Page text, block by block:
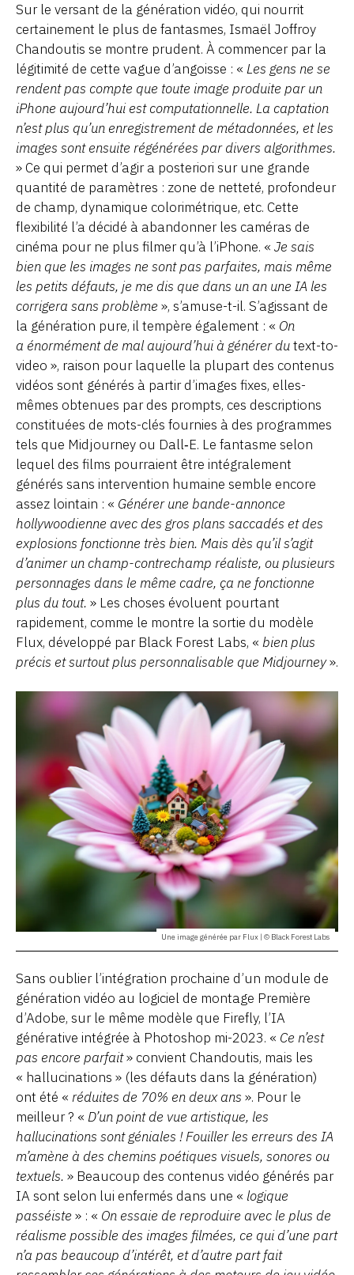
Sur le versant de la génération vidéo, qui nourrit
certainement le plus de fantasmes, Ismaël Joffroy
Chandoutis se montre prudent. À commencer par la
légitimité de cette vague d’angoisse : « Les gens ne se
rendent pas compte que toute image produite par un
iPhone aujourd’hui est computationnelle. La captation
n’est plus qu’un enregistrement de métadonnées, et les
images sont ensuite régénérées par divers algorithmes.
» Ce qui permet d’agir a posteriori sur une grande
quantité de paramètres : zone de netteté, profondeur
de champ, dynamique colorimétrique, etc. Cette
flexibilité l’a décidé à abandonner les caméras de
cinéma pour ne plus filmer qu’à l’iPhone. « Je sais
bien que les images ne sont pas parfaites, mais même
les petits défauts, je me dis que dans un an une IA les
corrigera sans problème », s’amuse-t-il. S’agissant de
la génération pure, il tempère également : « On
a énormément de mal aujourd’hui à générer dutext-to-
video », raison pour laquelle la plupart des contenus
vidéos sont générés à partir d’images fixes, elles-
mêmes obtenues par des prompts, ces descriptions
constituées de mots-clés fournies à des programmes
tels que Midjourney ou Dall‑E. Le fantasme selon
lequel des films pourraient être intégralement
générés sans intervention humaine semble encore
assez lointain : « Générer une bande-annonce
hollywoodienne avec des gros plans saccadés et des
explosions fonctionne très bien. Mais dès qu’il s’agit
d’animer un champ-contrechamp réaliste, ou plusieurs
personnages dans le même cadre, ça ne fonctionne
plus du tout. » Les choses évoluent pourtant
rapidement, comme le montre la sortie du modèle
Flux, développé par Black Forest Labs, « bien plus
précis et surtout plus personnalisable que Midjourney».
Une image générée par Flux | © Black Forest Labs
Sans oublier l’intégration prochaine d’un module de
génération vidéo au logiciel de montage Première
d’Adobe, sur le même modèle que Firefly, l’IA
générative intégrée à Photoshop mi-2023. « Ce n’est
pas encore parfait» convient Chandoutis, mais les
« hallucinations » (les défauts dans la génération)
ont été « réduites de 70% en deux ans ». Pour le
meilleur ? « D’un point de vue artistique, les
hallucinations sont géniales ! Fouiller les erreurs des IA
m’amène à des chemins poétiques visuels, sonores ou
textuels. » Beaucoup des contenus vidéo générés par
IA sont selon lui enfermés dans une « logique
passéiste » : « On essaie de reproduire avec le plus de
réalisme possible des images filmées, ce qui d’une part
n’a pas beaucoup d’intérêt, et d’autre part fait